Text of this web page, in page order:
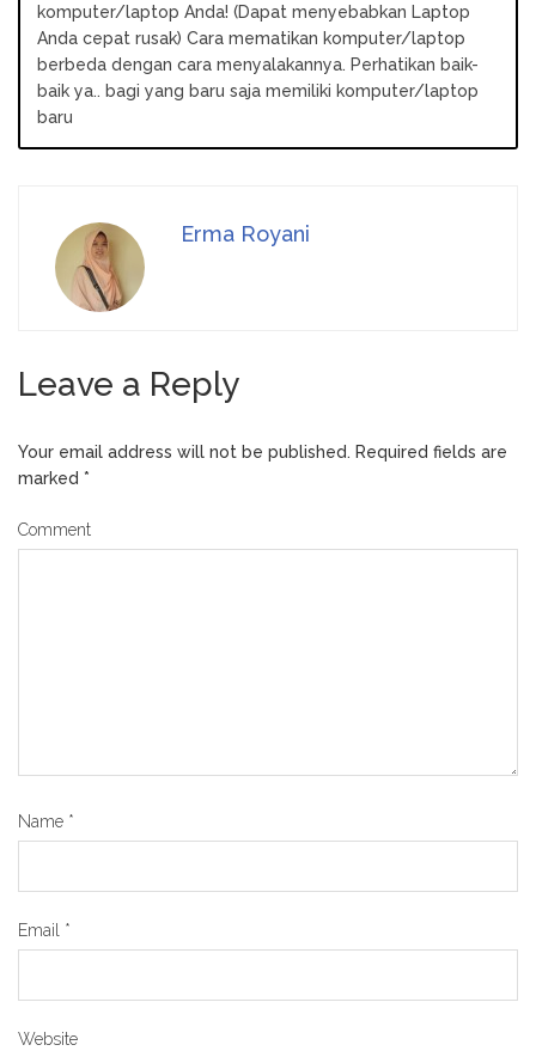
komputer/laptop Anda! (Dapat menyebabkan Laptop
Anda cepat rusak) Cara mematikan komputer/laptop
berbeda dengan cara menyalakannya. Perhatikan baik-
baik ya.. bagi yang baru saja memiliki komputer/laptop
baru
Erma Royani
Leave a Reply
Your email address will not be published. Required fields are
marked *
Comment
Name *
Email *
Website